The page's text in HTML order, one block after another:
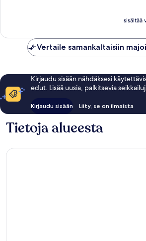
sisältää
Vertaile samankaltaisiin
Kirjaudu sisään nähdäksesi
edut. Lisää uusia, palkitsevia
Kirjaudu sisään Liity, se on ilmaista
Tietoja alueesta